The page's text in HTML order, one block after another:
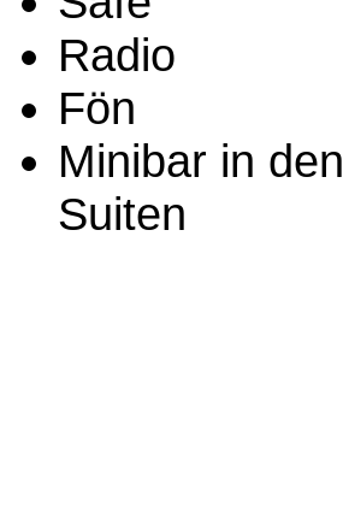
Radio
Fön
Minibar in den
Suiten